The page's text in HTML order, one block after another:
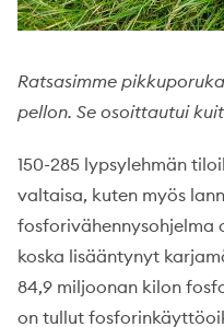
Ratsasimme
pellon. Se osoittautui
150-285 lypsylehmän
valtaisa, kuten myös
fosforivähennysohjelma
koska lisääntynyt
84,9 miljoonan kilon
on tullut